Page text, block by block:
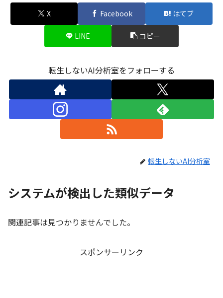
X Facebook はてブ
LINE コピー
転生しないAI分析室をフォローする
転生しないAI分析室
システムが検出した類似データ
関連記事は見つかりませんでした。
スポンサーリンク